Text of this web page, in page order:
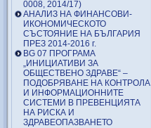
0008, 2014/17)
АНАЛИЗ НА ФИНАНСОВИ-
ИКОНОМИЧЕСКОТО
СЪСТОЯНИЕ НА БЪЛГАРИЯ
ПРЕЗ 2014-2016 г.
BG 07 ПРОГРАМА
„ИНИЦИАТИВИ ЗА
ОБЩЕСТВЕНО ЗДРАВЕ“ –
ПОДОБРЯВАНЕ НА КОНТРОЛА
И ИНФОРМАЦИОННИТЕ
СИСТЕМИ В ПРЕВЕНЦИЯТА
НА РИСКА И
ЗДРАВЕОПАЗВАНЕТО